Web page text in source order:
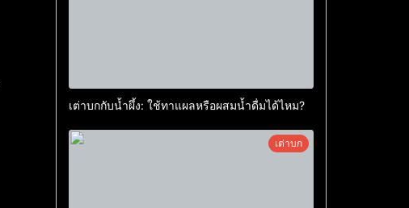
เต่าบกกับน้ำผึ้ง: ใช้ทาแผลหรือผสมน้ำดื่มได้ไหม?
เต่าบก